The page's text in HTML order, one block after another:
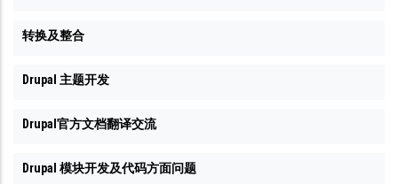
转换及整合
Drupal 主题开发
Drupal官方文档翻译交流
Drupal 模块开发及代码方面问题